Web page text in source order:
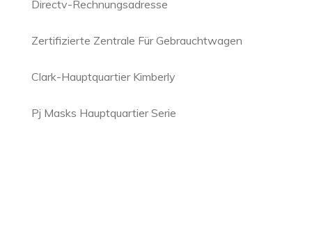
Directv-Rechnungsadresse
Zertifizierte Zentrale Für Gebrauchtwagen
Clark-Hauptquartier Kimberly
Pj Masks Hauptquartier Serie